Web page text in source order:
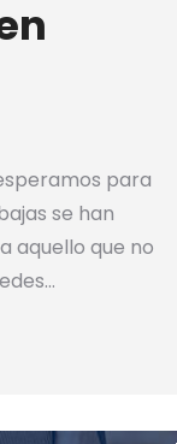
para
se han
aquello que no